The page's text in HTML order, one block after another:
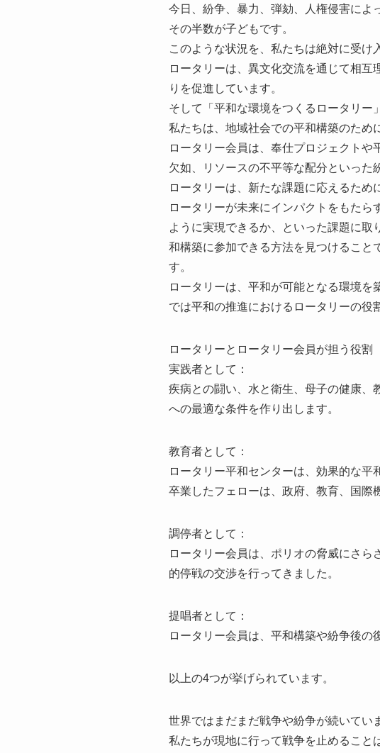
今日、紛争、暴力、弾劾、人権侵害によ
その半数が子どもです。
このような状況を、私たちは絶対に受け
ロータリーは、異文化交流を通じて相互
りを促進しています。
そして「平和な環境をつくるロータリー
私たちは、地域社会での平和構築のため
ロータリー会員は、奉仕プロジェクト
欠如、リソースの不平等な配分といった
ロータリーは、新たな課題に応えるため
ロータリーが未来にインパクトをもた
ように実現できるか、といった課題に
和構築に参加できる方法を見つけること
す。
ロータリーは、平和が可能となる環境を
では平和の推進におけるロータリーの役
ロータリーとロータリー会員が担う役割
実践者として：
疾病との闘い、水と衛生、母子の健康、
への最適な条件を作り出します。
教育者として：
ロータリー平和センターは、効果的な平
卒業したフェローは、政府、教育、国際
調停者として：
ロータリー会員は、ポリオの脅威にさ
的停戦の交渉を行ってきました。
提唱者として：
ロータリー会員は、平和構築や紛争後の
以上の4つが挙げられています。
世界ではまだまだ戦争や紛争が続いてい
私たちが現地に行って戦争を止めること